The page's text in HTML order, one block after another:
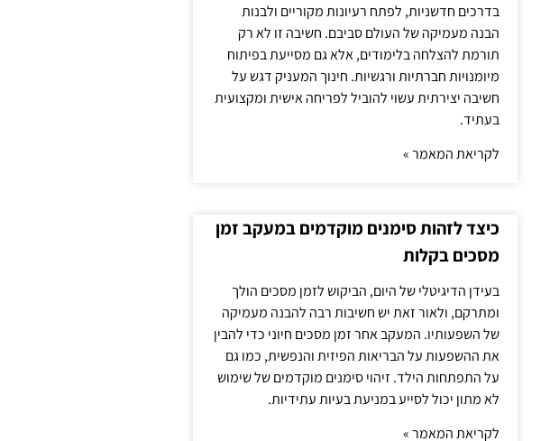
בדרכים חדשניות, לפתח רעיונות מקוריים ולבנות
הבנה מעמיקה של העולם סביבם. חשיבה זו לא רק
תורמת להצלחה בלימודים, אלא גם מסייעת בפיתוח
מיומנויות חברתיות ורגשיות. חינוך המעניק דגש על
חשיבה יצירתית עשוי להוביל לפריחה אישית ומקצועית
בעתיד.
לקריאת המאמר »
כיצד לזהות סימנים מוקדמים במעקב זמן
מסכים בקלות
בעידן הדיגיטלי של היום, הביקוש לזמן מסכים הולך
ומתרקם, ולאור זאת יש חשיבות רבה להבנה מעמיקה
של השפעותיו. המעקב אחר זמן מסכים חיוני כדי להבין
את ההשפעות על הבריאות הפיזית והנפשית, כמו גם
על התפתחות הילד. זיהוי סימנים מוקדמים של שימוש
לא מתון יכול לסייע במניעת בעיות עתידיות.
לקריאת המאמר »